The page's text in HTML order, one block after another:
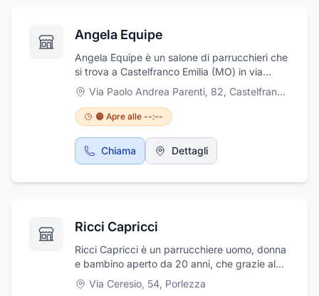
Angela Equipe
Angela Equipe è un salone di parrucchieri che
si trova a Castelfranco Emilia (MO) in via
Parenti 82/84. La formazione del salone è
presso l'accademia Aldo Coppola per tutto il
comparto stilistico e le tecniche di colorazione
e schiaritura , inoltre utilizzano anche i suoi
prodotti. Sono presenti inoltre tutti i prodotti
OWAY noti come biologici e bionaturali
cura della cute è base essenziale e ne
extentions di ultima generazione , servizi di
aggiornato e dinamico. Per maggiori
informazioni o prenotazioni: 059920012.
Via Paolo Andrea Parenti, 82, Castelfranco Emilia
🟠 Apre alle --:--
Chiama Dettagli
Ricci Capricci
Ricci Capricci è un parrucchiere uomo, donna
e bambino aperto da 20 anni, che grazie al
personale altamente qualificato, diplomato
alla Scuola per Parrucchieri IAL della
Via Ceresio, 54, Porlezza